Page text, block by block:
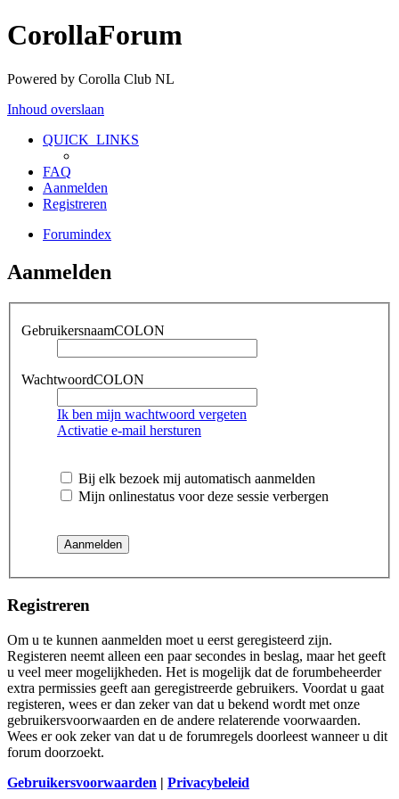
CorollaForum
Powered by Corolla Club NL
Inhoud overslaan
QUICK_LINKS
FAQ
Aanmelden
Registreren
Forumindex
Aanmelden
GebruikersnaamCOLON
WachtwoordCOLON
Ik ben mijn wachtwoord vergeten
Activatie e-mail hersturen
Bij elk bezoek mij automatisch aanmelden
Mijn onlinestatus voor deze sessie verbergen
Registreren
Om u te kunnen aanmelden moet u eerst geregisteerd zijn.
Registeren neemt alleen een paar secondes in beslag, maar het geeft
u veel meer mogelijkheden. Het is mogelijk dat de forumbeheerder
extra permissies geeft aan geregistreerde gebruikers. Voordat u gaat
registeren, wees er dan zeker van dat u bekend wordt met onze
gebruikersvoorwaarden en de andere relaterende voorwaarden.
Wees er ook zeker van dat u de forumregels doorleest wanneer u dit
forum doorzoekt.
Gebruikersvoorwaarden | Privacybeleid